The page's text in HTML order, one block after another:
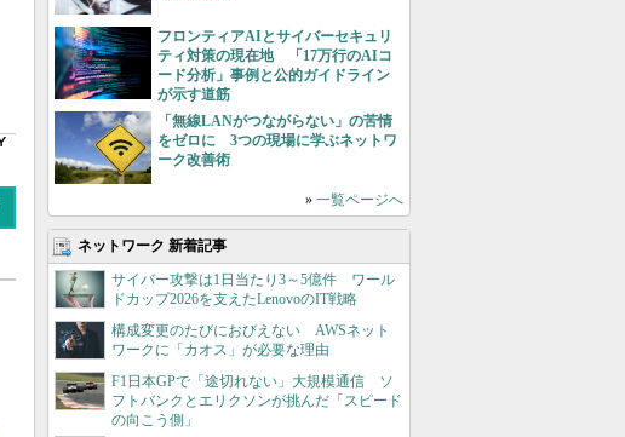
フロンティアAIとサイバーセキュリ
ティ対策の現在地 「17万行のAIコ
ード分析」事例と公的ガイドライン
が示す道筋
「無線LANがつながらない」の苦情
をゼロに 3つの現場に学ぶネットワ
ーク改善術
» 一覧ページへ
ネットワーク 新着記事
サイバー攻撃は1日当たり3～5億件 ワール
ドカップ2026を支えたLenovoのIT戦略
構成変更のたびにおびえない AWSネット
ワークに「カオス」が必要な理由
F1日本GPで「途切れない」大規模通信 ソ
フトバンクとエリクソンが挑んだ「スピード
の向こう側」